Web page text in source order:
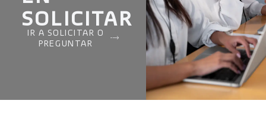
SOLICITAR
IR A SOLICITAR O
PREGUNTAR